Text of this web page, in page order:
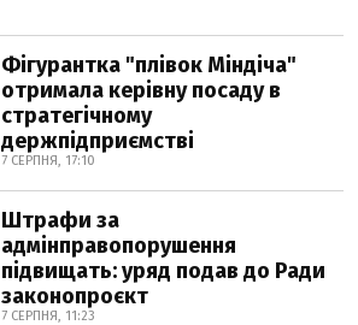
Фігурантка "плівок Міндіча"
отримала керівну посаду в
стратегічному
держпідприємстві
7 СЕРПНЯ, 17:10
Штрафи за
адмінправопорушення
підвищать: уряд подав до Ради
законопроєкт
7 СЕРПНЯ, 11:23